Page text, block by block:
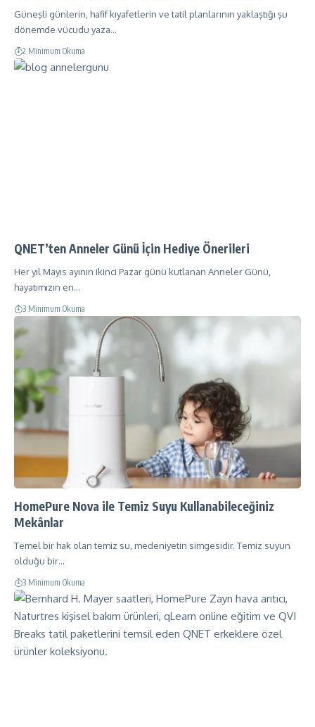
Güneşli günlerin, hafif kıyafetlerin ve tatil planlarının yaklaştığı şu
dönemde vücudu yaza…
2 Minimum Okuma
QNET’ten Anneler Günü İçin Hediye Önerileri
Her yıl Mayıs ayının ikinci Pazar günü kutlanan Anneler Günü,
hayatımızın en…
3 Minimum Okuma
HomePure Nova ile Temiz Suyu Kullanabileceğiniz
Mekânlar
Temel bir hak olan temiz su, medeniyetin simgesidir. Temiz suyun
olduğu bir…
3 Minimum Okuma